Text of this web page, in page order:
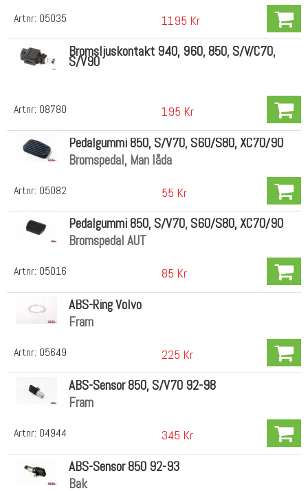
Artnr: 05035 1195 Kr
Artnr: 08780
Bromsljuskontakt 940, 960, 850, S/V/C70,
S/V90
195 Kr
Artnr: 05082
Pedalgummi 850, S/V70, S60/S80, XC70/90
Bromspedal, Man låda
55 Kr
Artnr: 05016
Pedalgummi 850, S/V70, S60/S80, XC70/90
Bromspedal AUT
85 Kr
Artnr: 05649
ABS-Ring Volvo
Fram
225 Kr
Artnr: 04944
ABS-Sensor 850, S/V70 92-98
Fram
345 Kr
ABS-Sensor 850 92-93
Bak